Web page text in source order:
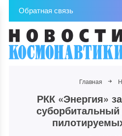
Обратная связь
Главная
РКК «Энергия»